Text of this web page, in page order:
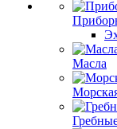
Масла